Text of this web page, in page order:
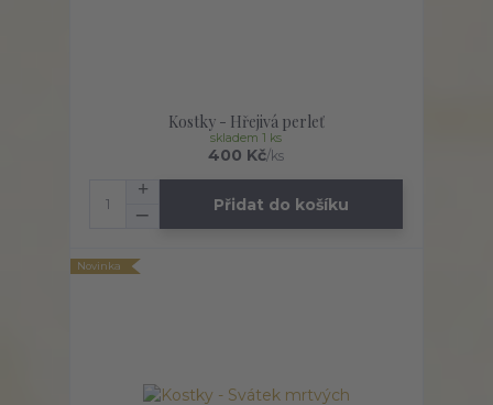
Kostky - Hřejivá perleť
400 Kč/ks
skladem 1 ks
Přidat do košíku
Novinka